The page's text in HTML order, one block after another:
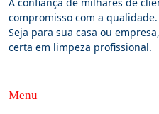
compromisso com a qualidade.
Seja para sua casa ou
certa em limpeza profissional.
Menu